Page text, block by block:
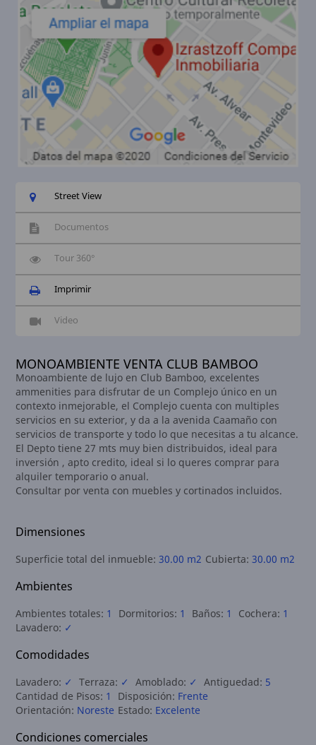
Street View
Documentos
Tour 360°
Imprimir
Video
MONOAMBIENTE VENTA CLUB BAMBOO
Monoambiente de lujo en Club Bamboo, excelentes
ammenities para disfrutar de un Complejo único en un
contexto inmejorable, el Complejo cuenta con multiples
servicios en su exterior, y da a la avenida Caamaño con
servicios de transporte y todo lo que necesitas a tu alcance.
El Depto tiene 27 mts muy bien distribuidos, ideal para
inversión , apto credito, ideal si lo queres comprar para
alquiler temporario o anual.
Consultar por venta con muebles y cortinados incluidos.
Dimensiones
Superficie total del inmueble:30.00 m2 Cubierta:30.00 m2
Ambientes
Ambientes totales: 1 Dormitorios: 1 Baños: 1 Cochera: 1
Lavadero: ✓
Comodidades
Lavadero: ✓ Terraza: ✓ Amoblado: ✓ Antiguedad: 5
Cantidad de Pisos: 1 Disposición: Frente
Orientación: Noreste Estado: Excelente
Condiciones comerciales